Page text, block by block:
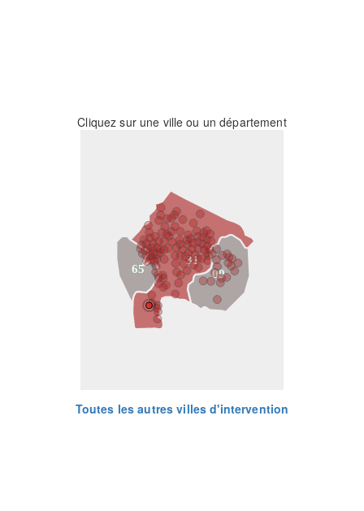
Cliquez sur une ville ou un département
31
09
65
Toutes les autres villes d'intervention